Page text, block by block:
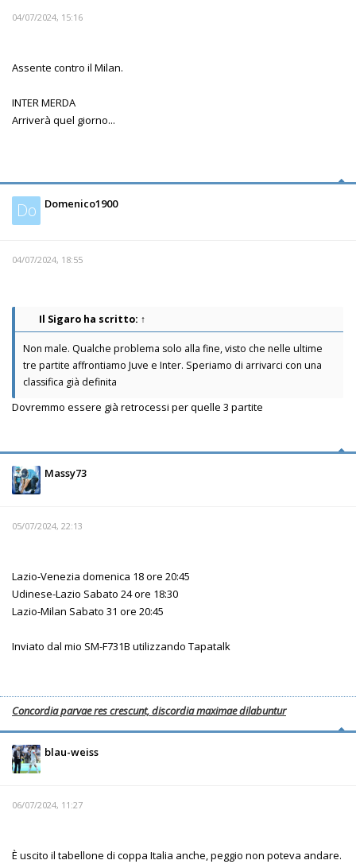
04/07/2024, 15:16
Assente contro il Milan.
INTER MERDA
Arriverà quel giorno...
Do Domenico1900
04/07/2024, 18:55
Il Sigaro ha scritto: ↑
Non male. Qualche problema solo alla fine, visto che nelle ultime
tre partite affrontiamo Juve e Inter. Speriamo di arrivarci con una
classifica già definita
Dovremmo essere già retrocessi per quelle 3 partite
Massy73
05/07/2024, 22:13
Lazio-Venezia domenica 18 ore 20:45
Udinese-Lazio Sabato 24 ore 18:30
Lazio-Milan Sabato 31 ore 20:45
Inviato dal mio SM-F731B utilizzando Tapatalk
Concordia parvae res crescunt, discordia maximae dilabuntur
blau-weiss
06/07/2024, 11:27
È uscito il tabellone di coppa Italia anche, peggio non poteva andare.